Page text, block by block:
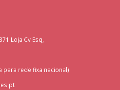
Loja Cv Esq,
para rede fixa nacional)